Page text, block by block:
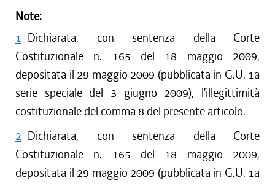
Note:
1 Dichiarata, con sentenza della Corte
Costituzionale n. 165 del 18 maggio 2009,
depositata il 29 maggio 2009 (pubblicata in G.U. 1a
serie speciale del 3 giugno 2009), l'illegittimità
costituzionale del comma 8 del presente articolo.
2 Dichiarata, con sentenza della Corte
Costituzionale n. 165 del 18 maggio 2009,
depositata il 29 maggio 2009 (pubblicata in G.U. 1a